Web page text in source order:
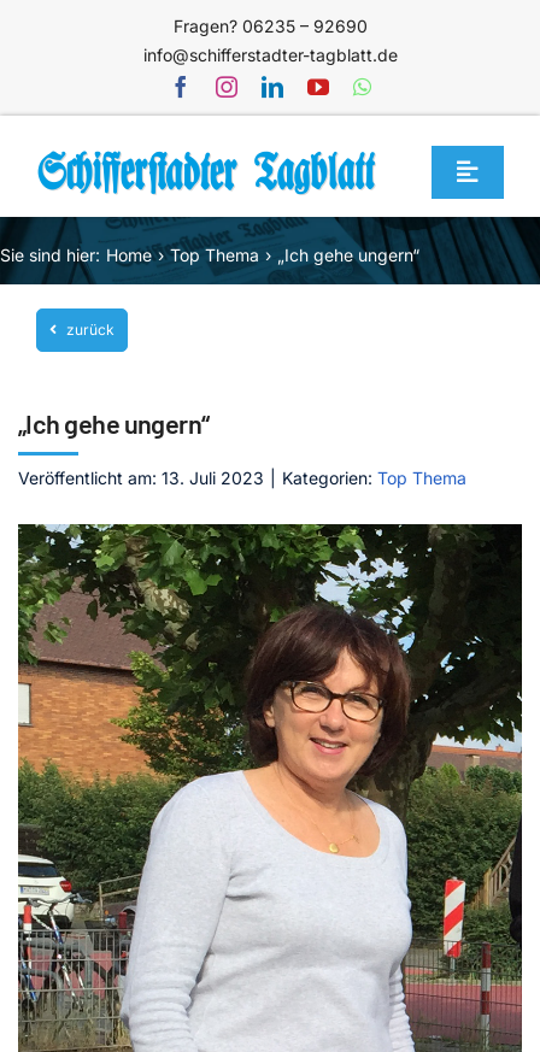
Fragen? 06235 – 92690
info@schifferstadter-tagblatt.de
Toggle
Home
Themen
Blog
Service
Mediathek
Jetzt abonnieren
Kontakt
Sie sind hier: Home Top Thema „Ich gehe ungern“
zurück
„Ich gehe ungern“
Veröffentlicht am: 13. Juli 2023 Kategorien: Top Thema